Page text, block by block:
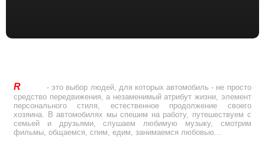
R
- это выбор людей, для которых автомобиль - не просто
средство передвижения, а незаменимый атрибут жизни, элемент
персонального стиля, естественное продолжение своего
хозяина. В автомобилях мы спешим на работу, путешествуем с
семьей и друзьями, слушаем любимую музыку, смотрим
фильмы, общаемся, спим, едим, занимаемся любовью...